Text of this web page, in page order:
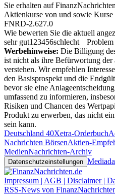
Sie erhalten auf
Aktienkurse von und sowie Kurse
FNRD-2.627.0
Wie bewerten Sie die aktuell
sehr gut1 23456schlecht
Problem
Werbehinweise: Die Billigung
ist nicht als ihre Befürwortung der
verstehen. Wir empfehlen
den Basisprospekt und die
bevor sie eine
umfassend zu informieren,
Risiken und Chancen des
Produkt zu erwerben, das nicht
sein kann.
Deutschland 40Xetra-Orderbuch
Nachrichten BörsenAktien-
MedienNachrichten-Archiv
Datenschutzeinstellungen
Impressum | AGB | Disclaimer |
RSS-News von